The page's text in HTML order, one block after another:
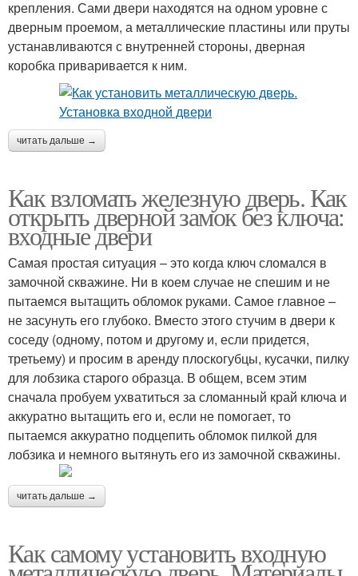
крепления. Сами двери находятся на одном уровне с
дверным проемом, а металлические пластины или пруты
устанавливаются с внутренней стороны, дверная
коробка приваривается к ним.
читать дальше →
Как взломать железную дверь. Как
открыть дверной замок без ключа:
входные двери
Самая простая ситуация – это когда ключ сломался в
замочной скважине. Ни в коем случае не спешим и не
пытаемся вытащить обломок руками. Самое главное –
не засунуть его глубоко. Вместо этого стучим в двери к
соседу (одному, потом и другому и, если придется,
третьему) и просим в аренду плоскогубцы, кусачки, пилку
для лобзика старого образца. В общем, всем этим
сначала пробуем ухватиться за сломанный край ключа и
аккуратно вытащить его и, если не помогает, то
пытаемся аккуратно подцепить обломок пилкой для
лобзика и немного вытянуть его из замочной скважины.
читать дальше →
Как самому установить входную